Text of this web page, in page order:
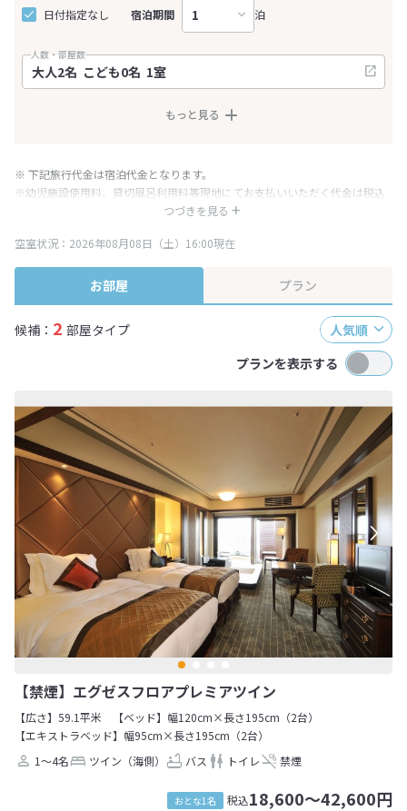
日付指定なし 宿泊期間 泊
人数・部屋数
もっと見る
つづきを見る
※ 下記旅行代金は宿泊代金となります。
※幼児施設使用料、貸切風呂利用料等現地にてお支払いいただく代金は税込
み表記となりますが、消費税増税に伴い代金が一部変更となる場合がござい
※表示されている旅行代金・プラン内容は一定時間ごとに更新されます。最
終確認画面でご確認ください。
空室状況：2026年08月08日（土）16:00現在
お部屋 プラン
候補： 2 部屋タイプ
人気順
プランを表示する
【禁煙】エグゼスフロアプレミアツイン
【広さ】59.1平米
【ベッド】幅120cm×長さ195cm（2台）
【エキストラベッド】幅95cm×長さ195cm（2台）
1～4名
ツイン（海側） バス トイレ 禁煙
おとな1名 税込18,600～42,600円